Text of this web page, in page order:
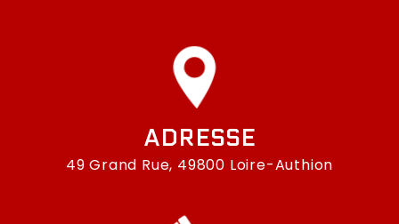
ADRESSE
49 Grand Rue, 49800 Loire-Authion